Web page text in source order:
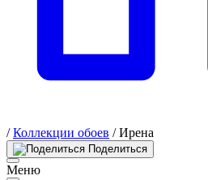
/Коллекции обоев /Ирена
Поделиться
Меню